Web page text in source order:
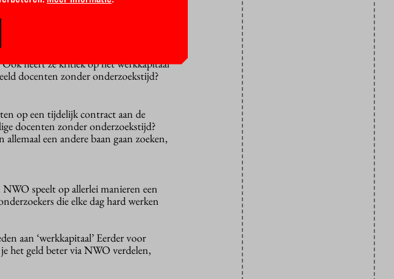
en op Twitter claimt ze de
gemaakt.”
veranderingen in het hoger
heeft ze kritiek op het werkkapitaal
docenten zonder onderzoekstijd?
op een tijdelijk contract aan de
docenten zonder onderzoekstijd?
een andere baan gaan zoeken,
speelt op allerlei manieren een
die elke dag hard werken
aan ‘werkkapitaal’ Eerder voor
het geld beter via NWO verdelen,